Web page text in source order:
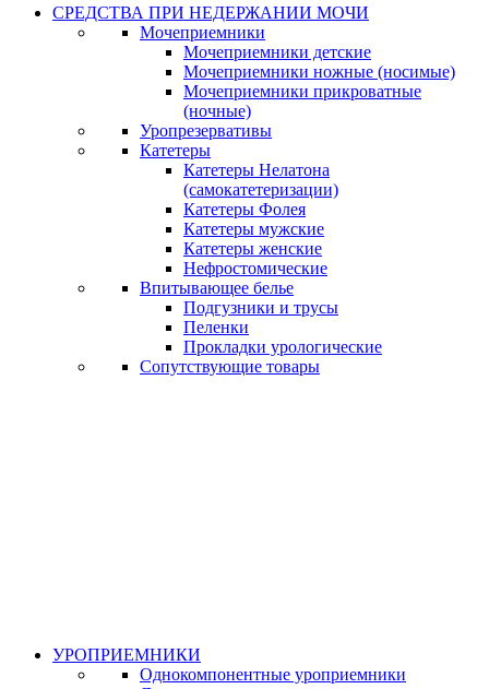
СРЕДСТВА ПРИ НЕДЕРЖАНИИ МОЧИ
Мочеприемники
Мочеприемники детские
Мочеприемники ножные (носимые)
Мочеприемники прикроватные
(ночные)
Уропрезервативы
Катетеры
Катетеры Нелатона
(самокатетеризации)
Катетеры Фолея
Катетеры мужские
Катетеры женские
Нефростомические
Впитывающее белье
Подгузники и трусы
Пеленки
Прокладки урологические
Сопутствующие товары
УРОПРИЕМНИКИ
Однокомпонентные уроприемники